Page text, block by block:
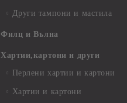
Други тампони и мастила
Филц и Вълна
Хартии,картони и други
Перлени хартии и картони
Хартии и картони